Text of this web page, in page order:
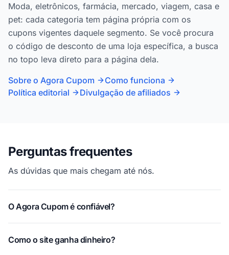
Moda, eletrônicos, farmácia, mercado, viagem, casa e
pet: cada categoria tem página própria com os
cupons vigentes daquele segmento. Se você procura
o código de desconto de uma loja específica, a busca
no topo leva direto para a página dela.
Sobre o Agora Cupom
Como funciona
Política editorial
Divulgação de afiliados
Perguntas frequentes
As dúvidas que mais chegam até nós.
O Agora Cupom é confiável?
Como o site ganha dinheiro?